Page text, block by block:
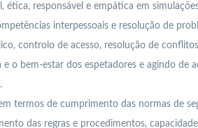
responsável e empática em
interpessoais e resolução de
controlo de acesso, resolução de
o bem-estar dos espetadores e agindo de
termos de cumprimento das normas de
das regras e procedimentos,